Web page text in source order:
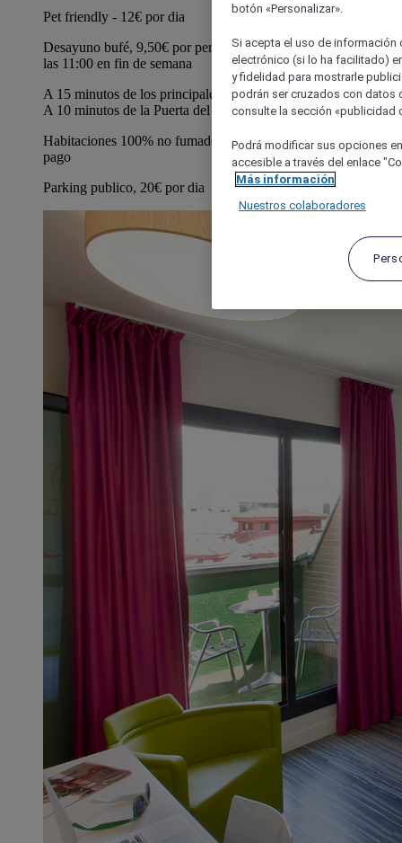
Pet friendly - 12€ por dia
Desayuno bufé, 9,50€ por persona y dia. De 6 a 10:30 y hasta
las 11:00 en fin de semana
A 15 minutos de los principales museos y Atocha caminando.
A 10 minutos de la Puerta del Sol
Habitaciones 100% no fumador/ Consigna de equipaje de
pago
Parking publico, 20€ por dia
botón «Personalizar».
Si acepta el uso de
electrónico (si lo ha facilitado)
y fidelidad para mostrarle
podrán ser cruzados con datos
consulte la sección «publicidad
Podrá modificar sus opciones
accesible a través del enlace
Más información
Nuestros colaboradores